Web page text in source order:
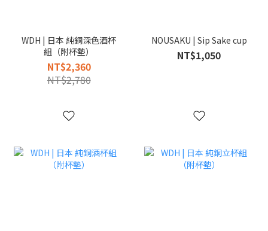
WDH | 日本 純銅深色酒杯
組（附杯墊）
NT$2,360
NT$2,780
NOUSAKU | Sip Sake cup
NT$1,050